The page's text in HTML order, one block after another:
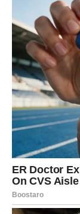
Poruka
“Preživeo si
gradi.”
LAV –
Lav je rođen da
zalazi, umori